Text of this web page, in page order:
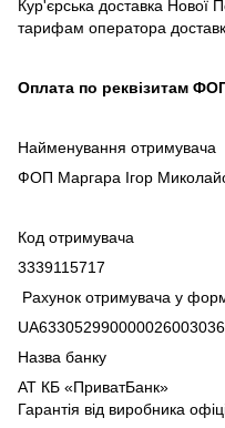
Кур'єрська доставка Нової
тарифам оператора
Оплата по реквізитам
Найменування отримувача
ФОП Маргара Ігор
Код отримувача
3339115717
Рахунок отримувача у
Назва банку
АТ КБ «ПриватБанк»
Гарантія від виробника